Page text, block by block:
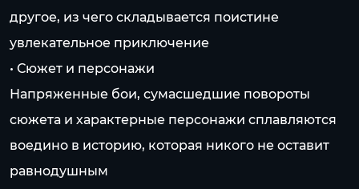
другое, из чего складывается поистине
увлекательное приключение
• Сюжет и персонажи
Напряженные бои, сумасшедшие повороты
сюжета и характерные персонажи сплавляются
воедино в историю, которая никого не оставит
равнодушным